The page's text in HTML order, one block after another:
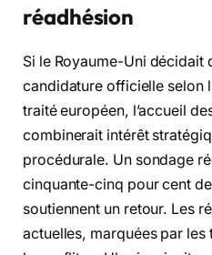
réadhésion
Si le Royaume-Uni décidait
candidature officielle selon
traité européen, l’accueil
combinerait intérêt
procédurale. Un sondage
cinquante-cinq pour cent
soutiennent un retour. Les
actuelles, marquées par